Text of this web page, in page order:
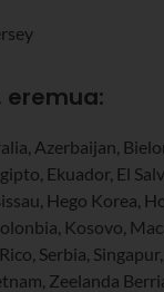
eremua:
Azerbaijan,
Ekuador, El
Hego Korea,
Kosovo,
Serbia,
Zeelanda